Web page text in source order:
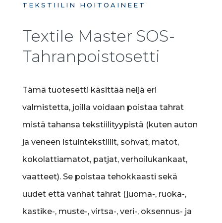
TEKSTIILIN HOITOAINEET
Textile Master SOS-
Tahranpoistosetti
Tämä tuotesetti käsittää neljä eri
valmistetta, joilla voidaan poistaa tahrat
mistä tahansa tekstiilityypistä (kuten auton
ja veneen istuintekstiilit, sohvat, matot,
kokolattiamatot, patjat, verhoilukankaat,
vaatteet). Se poistaa tehokkaasti sekä
uudet että vanhat tahrat (juoma-, ruoka-,
kastike-, muste-, virtsa-, veri-, oksennus- ja